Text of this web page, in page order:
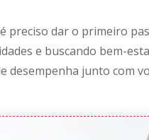
preciso dar o primeiro
e buscando bem-
desempenha junto com